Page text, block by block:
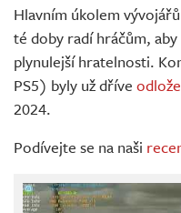
Hlavním úkolem
té doby radí hráčům,
plynulejší hratelnosti.
PS5) byly už dříve
2024.
Podívejte se na naši